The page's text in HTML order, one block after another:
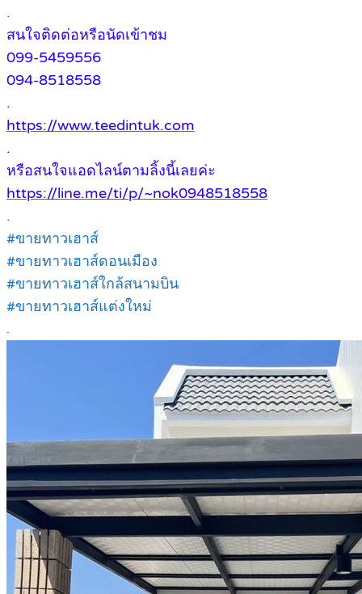
.
สนใจติดต่อหรือนัดเข้าชม
099-5459556
094-8518558
.
https://www.teedintuk.com
.
หรือสนใจแอดไลน์ตามลิ้งนี้เลยค่ะ
https://line.me/ti/p/~nok0948518558
.
#ขายทาวเฮาส์
#ขายทาวเฮาส์ดอนเมือง
#ขายทาวเฮาส์ใกล้สนามบิน
#ขายทาวเฮาส์แต่งใหม่
.